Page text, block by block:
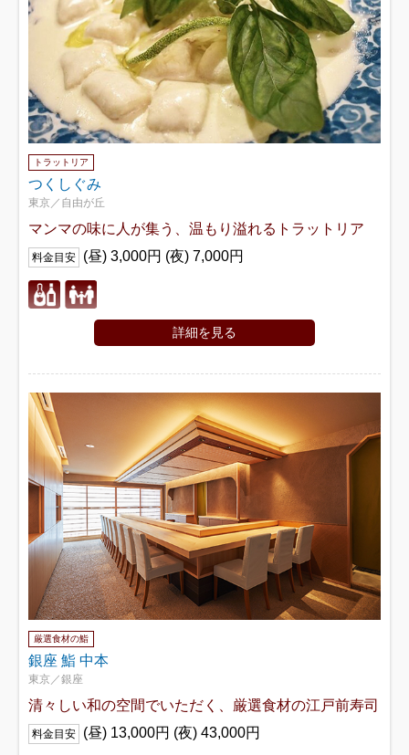
トラットリア
つくしぐみ
東京／自由が丘
マンマの味に人が集う、温もり溢れるトラットリア
料金目安 (昼) 3,000円 (夜) 7,000円
詳細を見る
厳選食材の鮨
銀座 鮨 中本
東京／銀座
清々しい和の空間でいただく、厳選食材の江戸前寿司
料金目安 (昼) 13,000円 (夜) 43,000円